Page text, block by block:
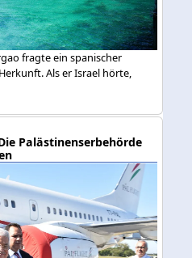
fragte ein spanischer
Als er Israel hörte,
Palästinenserbehörde